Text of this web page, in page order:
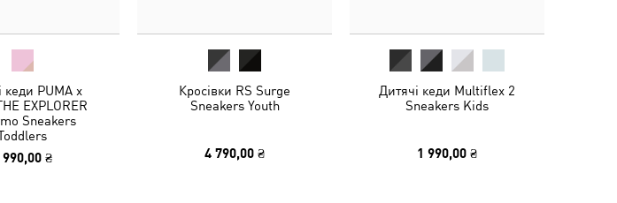
кеди PUMA x
EXPLORER
Sneakers
990,00 ₴
Кросівки RS Surge
Sneakers Youth
4 790,00 ₴
Дитячі кеди Multiflex 2
Sneakers Kids
1 990,00 ₴